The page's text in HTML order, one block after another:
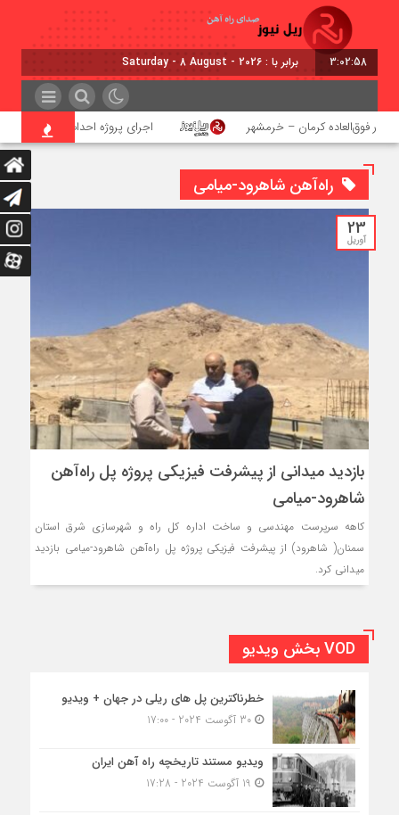
3:02:59 برابر با : Saturday - 8 August - 2026
فوق‌العاده کرمان – خرمشهر اجرای پروژه احداث زیرگذر عابر
راه‌آهن شاهرود-میامی
23
آوریل
بازدید میدانی از پیشرفت فیزیکی پروژه پل راه‌آهن
شاهرود-میامی
کاهه سرپرست مهندسی و ساخت اداره کل راه و شهرسازی شرق استان
سمنان( شاهرود) از پیشرفت فیزیکی پروژه پل راه‌آهن شاهرود-میامی بازدید
میدانی کرد.
VOD بخش ویدیو
خطرناکترین پل های ریلی در جهان + ویدیو
30 آگوست 2024 - 17:00
ویدیو مستند تاریخچه راه آهن ایران